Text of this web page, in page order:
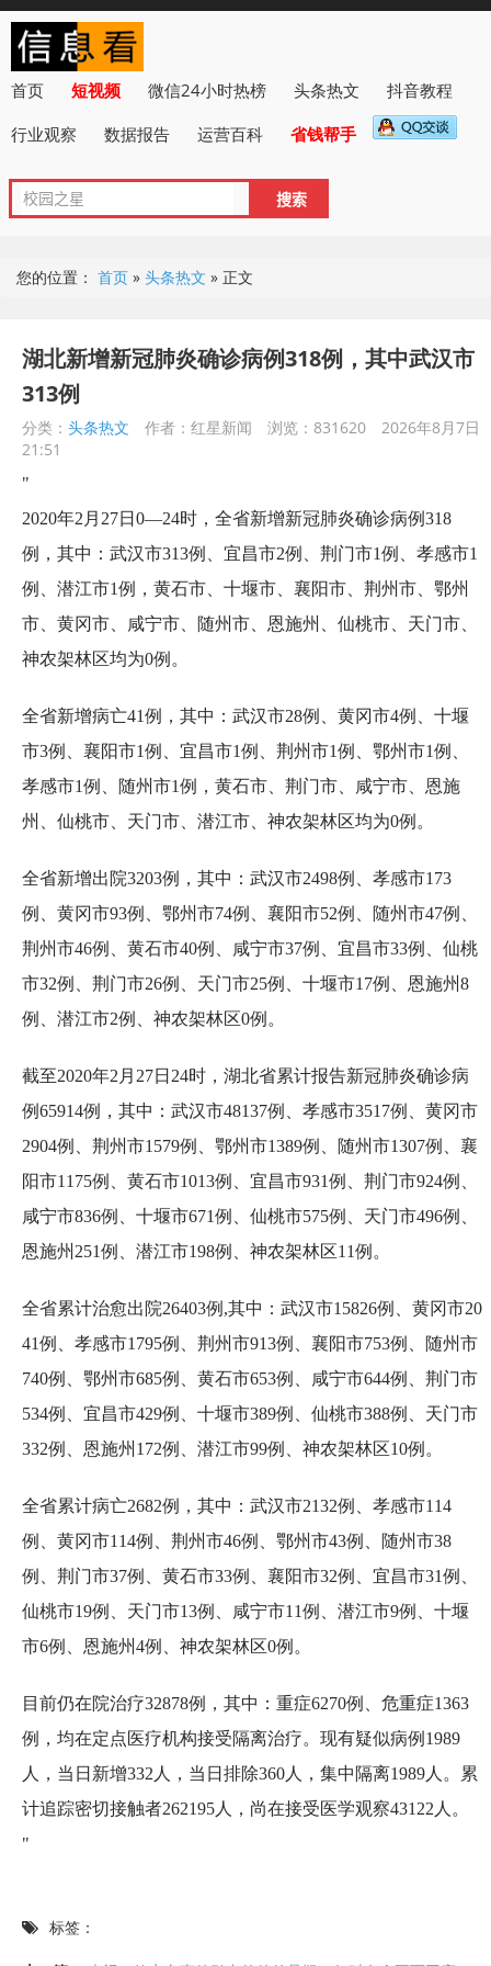
首页 短视频 微信24小时热榜 头条热文
抖音教程
行业观察
数据报告 运营百科 省钱帮手
您的位置： 首页 » 头条热文 » 正文
湖北新增新冠肺炎确诊病例318例，其中武汉市
313例
分类： 头条热文 作者：红星新闻 浏览：831620
2026年8月7日
21:51
"
2020年2月27日0—24时，全省新增新冠肺炎确诊病例318
例，其中：武汉市313例、宜昌市2例、荆门市1例、孝感市1
例、潜江市1例，黄石市、十堰市、襄阳市、荆州市、鄂州
市、黄冈市、咸宁市、随州市、恩施州、仙桃市、天门市、
神农架林区均为0例。
全省新增病亡41例，其中：武汉市28例、黄冈市4例、十堰
市3例、襄阳市1例、宜昌市1例、荆州市1例、鄂州市1例、
孝感市1例、随州市1例，黄石市、荆门市、咸宁市、恩施
州、仙桃市、天门市、潜江市、神农架林区均为0例。
全省新增出院3203例，其中：武汉市2498例、孝感市173
例、黄冈市93例、鄂州市74例、襄阳市52例、随州市47例、
荆州市46例、黄石市40例、咸宁市37例、宜昌市33例、仙桃
市32例、荆门市26例、天门市25例、十堰市17例、恩施州8
例、潜江市2例、神农架林区0例。
截至2020年2月27日24时，湖北省累计报告新冠肺炎确诊病
例65914例，其中：武汉市48137例、孝感市3517例、黄冈市
2904例、荆州市1579例、鄂州市1389例、随州市1307例、襄
阳市1175例、黄石市1013例、宜昌市931例、荆门市924例、
咸宁市836例、十堰市671例、仙桃市575例、天门市496例、
恩施州251例、潜江市198例、神农架林区11例。
全省累计治愈出院26403例,其中：武汉市15826例、黄冈市20
41例、孝感市1795例、荆州市913例、襄阳市753例、随州市
740例、鄂州市685例、黄石市653例、咸宁市644例、荆门市
534例、宜昌市429例、十堰市389例、仙桃市388例、天门市
332例、恩施州172例、潜江市99例、神农架林区10例。
全省累计病亡2682例，其中：武汉市2132例、孝感市114
例、黄冈市114例、荆州市46例、鄂州市43例、随州市38
例、荆门市37例、黄石市33例、襄阳市32例、宜昌市31例、
仙桃市19例、天门市13例、咸宁市11例、潜江市9例、十堰
市6例、恩施州4例、神农架林区0例。
目前仍在院治疗32878例，其中：重症6270例、危重症1363
例，均在定点医疗机构接受隔离治疗。现有疑似病例1989
人，当日新增332人，当日排除360人，集中隔离1989人。累
计追踪密切接触者262195人，尚在接受医学观察43122人。
"
标签：